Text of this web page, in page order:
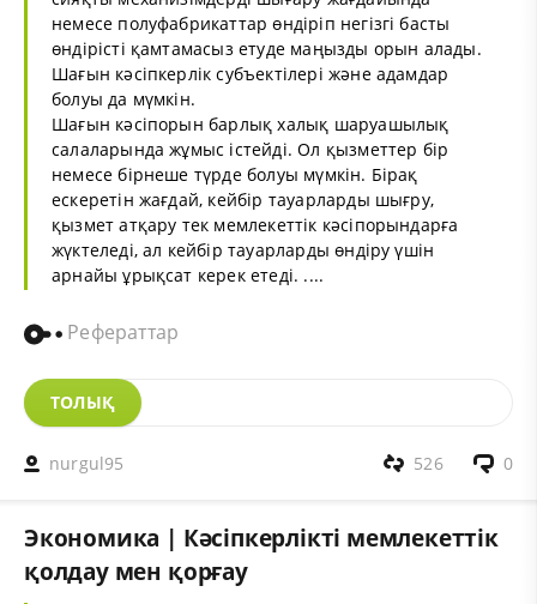
немесе полуфабрикаттар өндіріп негізгі басты
өндірісті қамтамасыз етуде маңызды орын алады.
Шағын кәсіпкерлік субъектілері және адамдар
болуы да мүмкін.
Шағын кәсіпорын барлық халық шаруашылық
салаларында жұмыс істейді. Ол қызметтер бір
немесе бірнеше түрде болуы мүмкін. Бірақ
ескеретін жағдай, кейбір тауарларды шығру,
қызмет атқару тек мемлекеттік кәсіпорындарға
жүктеледі, ал кейбір тауарларды өндіру үшін
арнайы ұрықсат керек етеді. ....
Рефераттар
ТОЛЫҚ
nurgul95 0
526
Экономика | Кәсіпкерлікті мемлекеттік
қолдау мен қорғау